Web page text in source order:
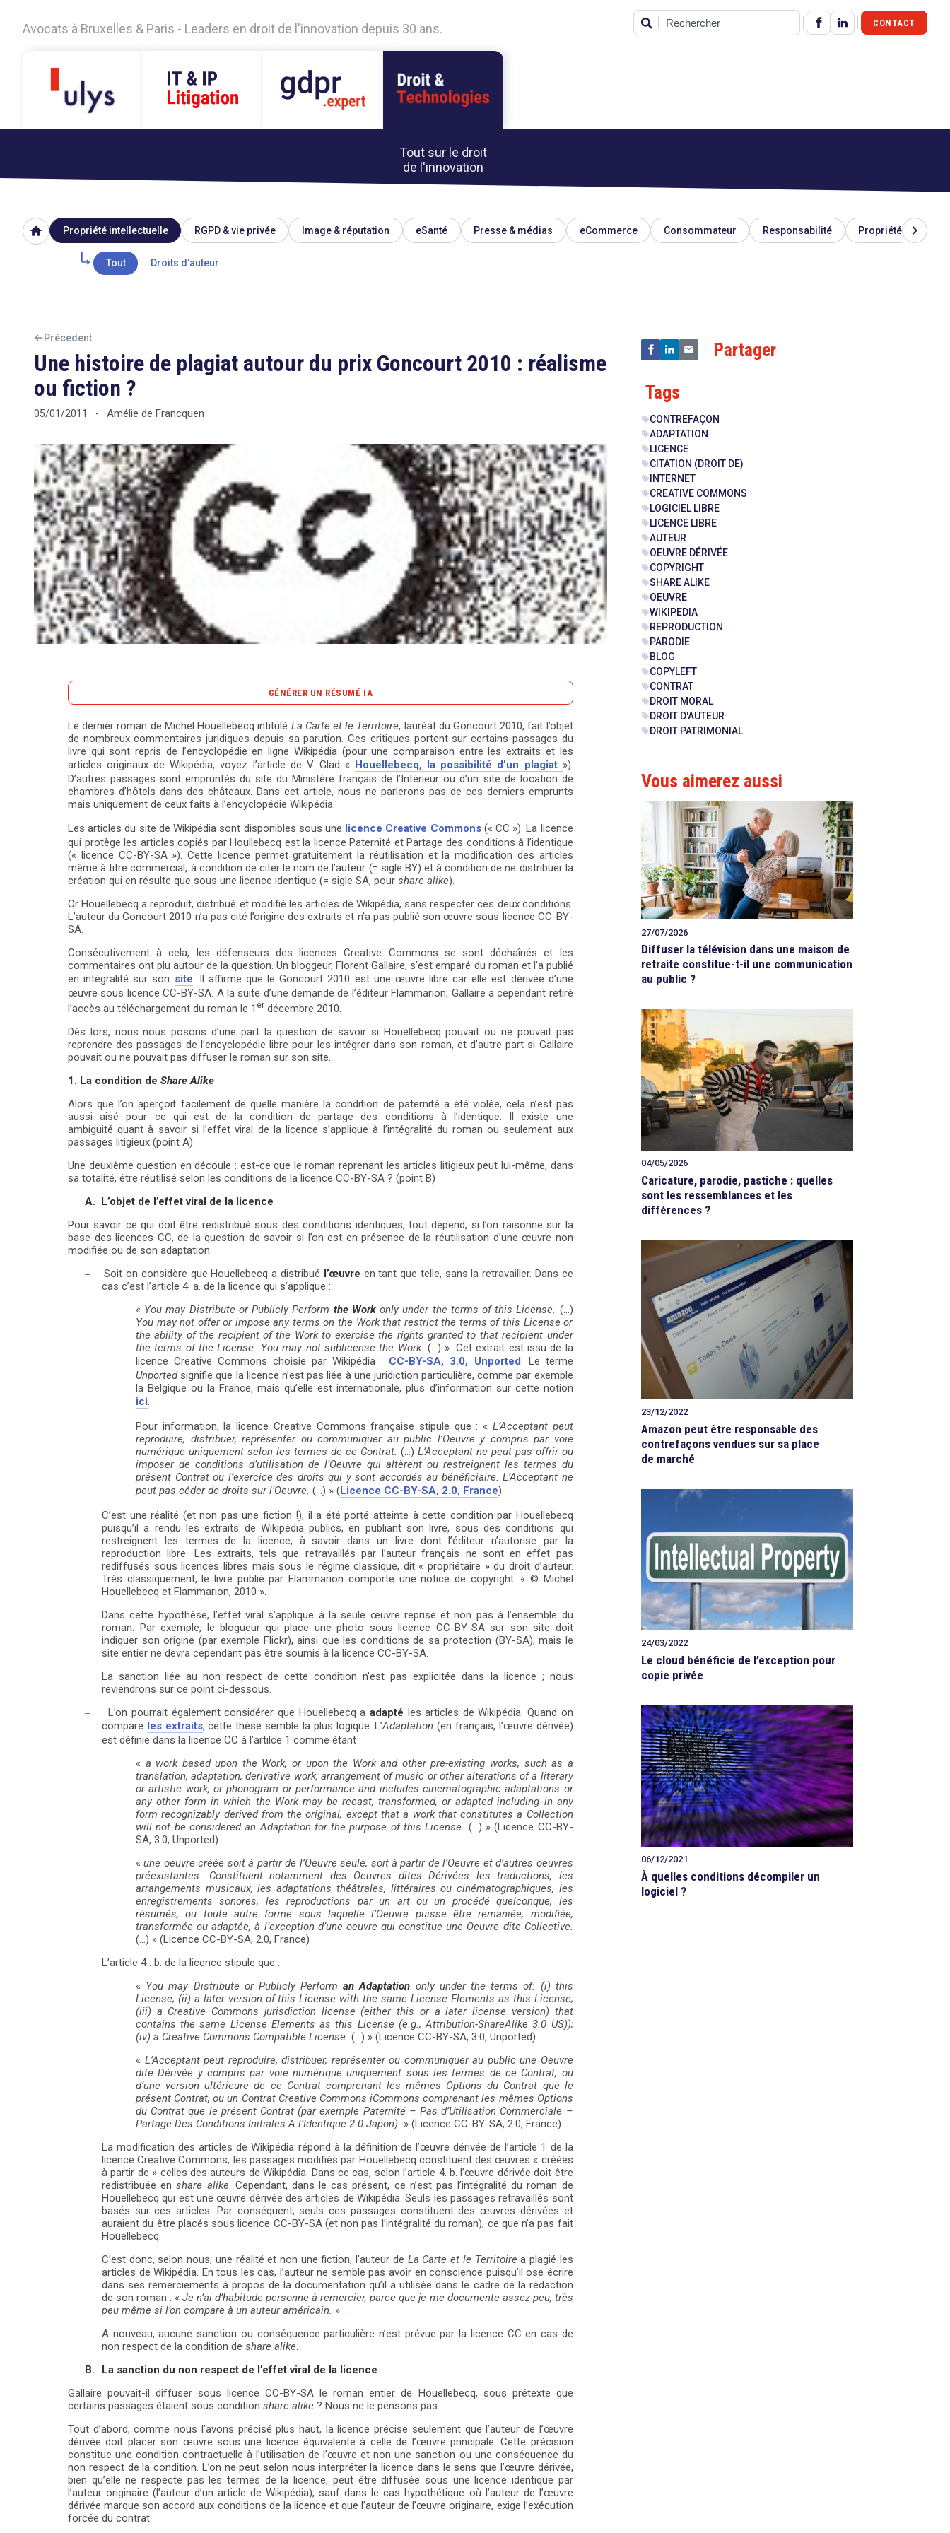
Avocats à Bruxelles & Paris - Leaders en droit de l'innovation depuis 30 ans. Rechercher
CONTACT
Tout sur le droit
de l'innovation
home Propriété intellectuelle RGPD & vie privée Image & réputation eSanté Presse & médias eCommerce Consommateur Responsabilité Propriété
Tout Droits d'auteur
chevron_right
Précédent
Une histoire de plagiat autour du prix Goncourt 2010 : réalisme
ou fiction ?
05/01/2011 - Amélie de Francquen
GÉNÉRER UN RÉSUMÉ IA
Le roman de Michel Houellebecq, *La Carte et le Territoire*, lauréat du Goncourt 2010, suscite un
débat intense autour de son utilisation de contenus provenant de Wikipédia. En effet, des passages du
livre sont directement issus de l’encyclopédie en ligne, protégés par une licence Creative Commons
(CC-BY-SA) qui impose des conditions strictes de citation et de redistribution. Or, Houellebecq a omis
de respecter ces conditions, en ne créditant pas les auteurs originaux et en publiant son œuvre sous
des termes de droit d’auteur classiques, limitant ainsi la réutilisation de son texte. Cette situation a
provoqué une réaction en chaîne, notamment de la part de défenseurs des licences Creative
Commons, dont Florent Gallaire, qui a tenté de publier le roman en ligne sous la même licence, avant
d’être contraint de retirer son offre par l’éditeur Flammarion. La question demeure : Houellebecq a-t-il
plagié ? L’analyse juridique met en lumière que seuls certains passages peuvent être considérés
comme des œuvres dérivées, ce qui complexifie les droits de redistribution. Malgré l’absence de
littéraire et droits d’auteur. Ce cas soulève des interrogations sur la responsabilité des auteurs face à
l’appropriation d’œuvres collectives et les implications des licences ouvertes dans le domaine
littéraire. Au final, cette polémique souligne la nécessité d’une réflexion approfondie sur le respect des
droits d’auteur à l’ère numérique.
Le dernier roman de Michel Houellebecq intitulé La Carte et le Territoire, lauréat du Goncourt 2010, fait l’objet
de nombreux commentaires juridiques depuis sa parution. Ces critiques portent sur certains passages du
livre qui sont repris de l’encyclopédie en ligne Wikipédia (pour une comparaison entre les extraits et les
articles originaux de Wikipédia, voyez l’article de V. Glad « Houellebecq, la possibilité d’un plagiat »).
D’autres passages sont empruntés du site du Ministère français de l’Intérieur ou d’un site de location de
chambres d’hôtels dans des châteaux. Dans cet article, nous ne parlerons pas de ces derniers emprunts
mais uniquement de ceux faits à l’encyclopédie Wikipédia.
Les articles du site de Wikipédia sont disponibles sous une licence Creative Commons(« CC »). La licence
qui protège les articles copiés par Houllebecq est la licence Paternité et Partage des conditions à l’identique
(« licence CC-BY-SA »). Cette licence permet gratuitement la réutilisation et la modification des articles
même à titre commercial, à condition de citer le nom de l’auteur (= sigle BY) et à condition de ne distribuer la
création qui en résulte que sous une licence identique (= sigle SA, pour share alike).
Or Houellebecq a reproduit, distribué et modifié les articles de Wikipédia, sans respecter ces deux conditions.
L’auteur du Goncourt 2010 n’a pas cité l’origine des extraits et n’a pas publié son œuvre sous licence CC-BY-
SA.
Consécutivement à cela, les défenseurs des licences Creative Commons se sont déchaînés et les
commentaires ont plu autour de la question. Un bloggeur, Florent Gallaire, s’est emparé du roman et l’a publié
en intégralité sur son site. Il affirme que le Goncourt 2010 est une œuvre libre car elle est dérivée d’une
œuvre sous licence CC-BY-SA. A la suite d’une demande de l’éditeur Flammarion, Gallaire a cependant retiré
l’accès au téléchargement du roman le 1 er décembre 2010.
Dès lors, nous nous posons d’une part la question de savoir si Houellebecq pouvait ou ne pouvait pas
reprendre des passages de l’encyclopédie libre pour les intégrer dans son roman, et d’autre part si Gallaire
pouvait ou ne pouvait pas diffuser le roman sur son site.
1. La condition de Share Alike
Alors que l’on aperçoit facilement de quelle manière la condition de paternité a été violée, cela n’est pas
aussi aisé pour ce qui est de la condition de partage des conditions à l’identique. Il existe une
ambigüité quant à savoir si l’effet viral de la licence s’applique à l’intégralité du roman ou seulement aux
passages litigieux (point A).
Une deuxième question en découle : est-ce que le roman reprenant les articles litigieux peut lui-même, dans
sa totalité, être réutilisé selon les conditions de la licence CC-BY-SA ? (point B)
A. L’objet de l’effet viral de la licence
Pour savoir ce qui doit être redistribué sous des conditions identiques, tout dépend, si l’on raisonne sur la
base des licences CC, de la question de savoir si l’on est en présence de la réutilisation d’une œuvre non
modifiée ou de son adaptation.
– Soit on considère que Houellebecq a distribué l’œuvre en tant que telle, sans la retravailler. Dans ce
cas c’est l’article 4. a. de la licence qui s’applique :
« You may Distribute or Publicly Perform the Workonly under the terms of this License. (…)
You may not offer or impose any terms on the Work that restrict the terms of this License or
the ability of the recipient of the Work to exercise the rights granted to that recipient under
the terms of the License. You may not sublicense the Work.(…) ». Cet extrait est issu de la
licence Creative Commons choisie par Wikipédia : CC-BY-SA, 3.0, Unported. Le terme
Unportedsignifie que la licence n’est pas liée à une juridiction particulière, comme par exemple
la Belgique ou la France, mais qu’elle est internationale, plus d’information sur cette notion
ici.
Pour information, la licence Creative Commons française stipule que : « L’Acceptant peut
reproduire, distribuer, représenter ou communiquer au public l’Oeuvre y compris par voie
numérique uniquement selon les termes de ce Contrat. (…) L’Acceptant ne peut pas offrir ou
imposer de conditions d’utilisation de l’Oeuvre qui altèrent ou restreignent les termes du
présent Contrat ou l’exercice des droits qui y sont accordés au bénéficiaire. L’Acceptant ne
peut pas céder de droits sur l’Oeuvre. (…) » (Licence CC-BY-SA, 2.0, France).
C’est une réalité (et non pas une fiction !), il a été porté atteinte à cette condition par Houellebecq
puisqu’il a rendu les extraits de Wikipédia publics, en publiant son livre, sous des conditions qui
restreignent les termes de la licence, à savoir dans un livre dont l’éditeur n’autorise par la
reproduction libre. Les extraits, tels que retravaillés par l’auteur français ne sont en effet pas
rediffusés sous licences libres mais sous le régime classique, dit « propriétaire » du droit d’auteur.
Très classiquement, le livre publié par Flammarion comporte une notice de copyright: « © Michel
Houellebecq et Flammarion, 2010 ».
Dans cette hypothèse, l’effet viral s’applique à la seule œuvre reprise et non pas à l’ensemble du
roman. Par exemple, le blogueur qui place une photo sous licence CC-BY-SA sur son site doit
indiquer son origine (par exemple Flickr), ainsi que les conditions de sa protection (BY-SA), mais le
site entier ne devra cependant pas être soumis à la licence CC-BY-SA.
La sanction liée au non respect de cette condition n’est pas explicitée dans la licence ; nous
reviendrons sur ce point ci-dessous.
– L’on pourrait également considérer que Houellebecq a adapté les articles de Wikipédia. Quand on
compare les extraits, cette thèse semble la plus logique. L’Adaptation (en français, l’œuvre dérivée)
est définie dans la licence CC à l’artilce 1 comme étant :
« a work based upon the Work, or upon the Work and other pre-existing works, such as a
translation, adaptation, derivative work, arrangement of music or other alterations of a literary
or artistic work, or phonogram or performance and includes cinematographic adaptations or
any other form in which the Work may be recast, transformed, or adapted including in any
form recognizably derived from the original, except that a work that constitutes a Collection
will not be considered an Adaptation for the purpose of this License. (…) » (Licence CC-BY-
SA, 3.0, Unported)
«une oeuvre créée soit à partir de l’Oeuvre seule, soit à partir de l’Oeuvre et d’autres oeuvres
préexistantes. Constituent notamment des Oeuvres dites Dérivées les traductions, les
arrangements musicaux, les adaptations théâtrales, littéraires ou cinématographiques, les
enregistrements sonores, les reproductions par un art ou un procédé quelconque, les
résumés, ou toute autre forme sous laquelle l’Oeuvre puisse être remaniée, modifiée,
transformée ou adaptée, à l’exception d’une oeuvre qui constitue une Oeuvre dite Collective.
(…) » (Licence CC-BY-SA, 2.0, France)
L’article 4 . b. de la licence stipule que :
« You may Distribute or Publicly Performan Adaptation only under the terms of: (i) this
License; (ii) a later version of this License with the same License Elements as this License;
(iii) a Creative Commons jurisdiction license (either this or a later license version) that
contains the same License Elements as this License (e.g., Attribution-ShareAlike 3.0 US));
(iv) a Creative Commons Compatible License. (…) » (Licence CC-BY-SA, 3.0, Unported)
« L’Acceptant peut reproduire, distribuer, représenter ou communiquer au public une Oeuvre
dite Dérivée y compris par voie numérique uniquement sous les termes de ce Contrat, ou
d’une version ultérieure de ce Contrat comprenant les mêmes Options du Contrat que le
présent Contrat, ou un Contrat Creative Commons iCommons comprenant les mêmes Options
du Contrat que le présent Contrat (par exemple Paternité – Pas d’Utilisation Commerciale –
Partage Des Conditions Initiales A l’Identique 2.0 Japon). » (Licence CC-BY-SA, 2.0, France)
La modification des articles de Wikipédia répond à la définition de l’œuvre dérivée de l’article 1 de la
licence Creative Commons, les passages modifiés par Houellebecq constituent des œuvres « créées
à partir de » celles des auteurs de Wikipédia. Dans ce cas, selon l’article 4. b. l’œuvre dérivée doit être
redistribuée enshare alike. Cependant, dans le cas présent, ce n’est pas l’intégralité du roman de
Houellebecq qui est une œuvre dérivée des articles de Wikipédia. Seuls les passages retravaillés sont
basés sur ces articles. Par conséquent, seuls ces passages constituent des œuvres dérivées et
auraient du être placés sous licence CC-BY-SA (et non pas l’intégralité du roman), ce que n’a pas fait
Houellebecq.
C’est donc, selon nous, une réalité et non une fiction, l’auteur de La Carte et le Territoire a plagié les
articles de Wikipédia. En tous les cas, l’auteur ne semble pas avoir en conscience puisqu’il ose écrire
dans ses remerciements à propos de la documentation qu’il a utilisée dans le cadre de la rédaction
de son roman : «Je n’ai d’habitude personne à remercier, parce que je me documente assez peu, très
peu même si l’on compare à un auteur américain. » …
A nouveau, aucune sanction ou conséquence particulière n’est prévue par la licence CC en cas de
non respect de la condition de share alike.
B.
La sanction du non respect de l’effet viral de la licence
Gallaire pouvait-il diffuser sous licence CC-BY-SA le roman entier de Houellebecq, sous prétexte que
certains passages étaient sous condition share alike ? Nous ne le pensons pas.
Tout d’abord, comme nous l’avons précisé plus haut, la licence précise seulement que l’auteur de l’œuvre
dérivée doit placer son œuvre sous une licence équivalente à celle de l’œuvre principale. Cette précision
constitue une condition contractuelle à l’utilisation de l’œuvre et non une sanction ou une conséquence du
non respect de la condition. L’on ne peut selon nous interpréter la licence dans le sens que l’œuvre dérivée,
bien qu’elle ne respecte pas les termes de la licence, peut être diffusée sous une licence identique par
l’auteur originaire (l’auteur d’un article de Wikipédia), sauf dans le cas hypothétique où l’auteur de l’œuvre
dérivée marque son accord aux conditions de la licence et que l’auteur de l’œuvre originaire, exige l’exécution
forcée du contrat.
Partager
Tags
sellCONTREFAÇON
sellADAPTATION
sellLICENCE
sellCITATION (DROIT DE)
sellINTERNET
sellCREATIVE COMMONS
sellLOGICIEL LIBRE
sellLICENCE LIBRE
sellAUTEUR
sellOEUVRE DÉRIVÉE
sellCOPYRIGHT
sellSHARE ALIKE
sellOEUVRE
sellWIKIPEDIA
sellREPRODUCTION
sellPARODIE
sellBLOG
sellCOPYLEFT
sellCONTRAT
sellDROIT MORAL
sellDROIT D'AUTEUR
sellDROIT PATRIMONIAL
Vous aimerez aussi
27/07/2026
Diffuser la télévision dans une maison de
retraite constitue-t-il une communication
au public ?
04/05/2026
Caricature, parodie, pastiche : quelles
sont les ressemblances et les
différences ?
23/12/2022
Amazon peut être responsable des
contrefaçons vendues sur sa place
de marché
24/03/2022
Le cloud bénéficie de l’exception pour
copie privée
06/12/2021
À quelles conditions décompiler un
logiciel ?
search